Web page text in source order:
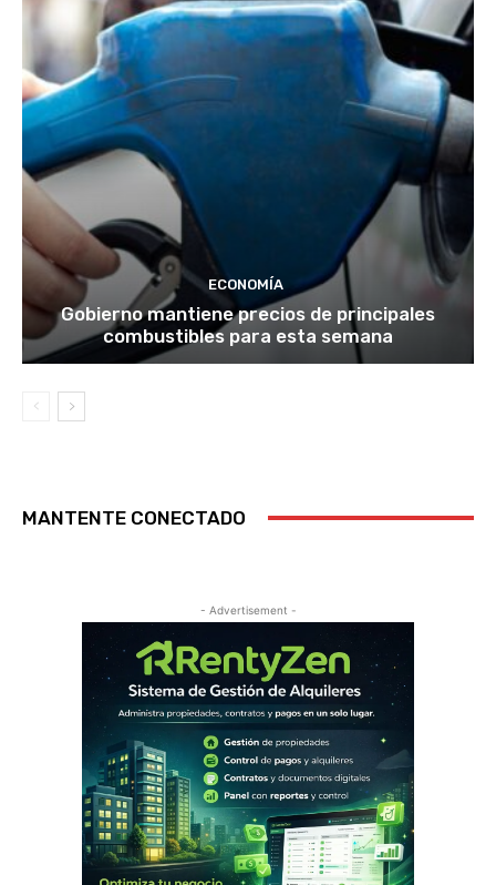
ECONOMÍA
Gobierno mantiene precios de principales
combustibles para esta semana
MANTENTE CONECTADO
- Advertisement -